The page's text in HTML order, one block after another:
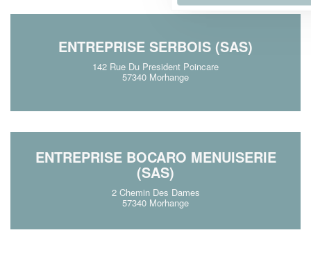
ENTREPRISE SERBOIS (SAS)
142 Rue Du President Poincare
57340 Morhange
ENTREPRISE BOCARO MENUISERIE
(SAS)
2 Chemin Des Dames
57340 Morhange